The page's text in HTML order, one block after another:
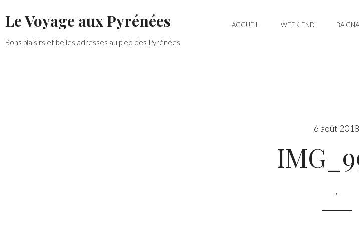
to
content
ACCUEIL WEEK-END
Le Voyage aux Pyrénées
Bons plaisirs et belles adresses au pied des Pyrénées
6 août 2018
,